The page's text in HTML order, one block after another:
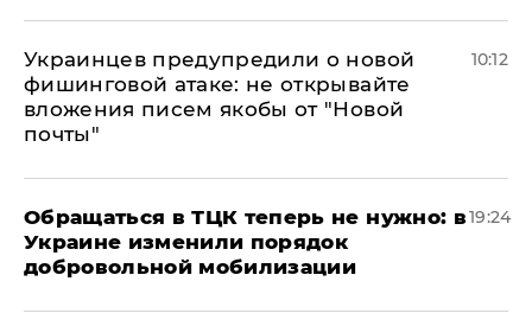
Украинцев предупредили о новой
фишинговой атаке: не открывайте
вложения писем якобы от "Новой
почты"
10:12
Обращаться в ТЦК теперь не нужно: в
Украине изменили порядок
добровольной мобилизации
19:24